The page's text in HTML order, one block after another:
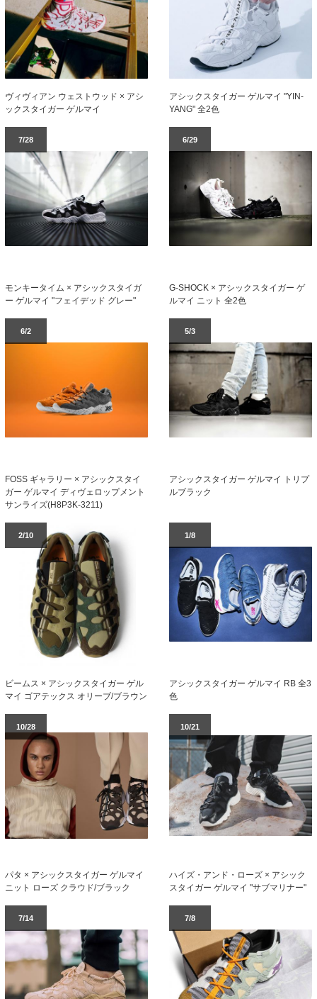
ヴィヴィアン ウェストウッド × アシ
ックスタイガー ゲルマイ
アシックスタイガー ゲルマイ "YIN-
YANG" 全2色
7/28
モンキータイム × アシックスタイガ
ー ゲルマイ "フェイデッド グレー"
6/29
G-SHOCK × アシックスタイガー ゲ
ルマイ ニット 全2色
6/2
FOSS ギャラリー × アシックスタイ
ガー ゲルマイ ディヴェロップメント
サンライズ(H8P3K-3211)
5/3
アシックスタイガー ゲルマイ トリプ
ルブラック
2/10
ビームス × アシックスタイガー ゲル
マイ ゴアテックス オリーブ/ブラウン
1/8
アシックスタイガー ゲルマイ RB 全3
色
10/28
パタ × アシックスタイガー ゲルマイ
ニット ローズ クラウド/ブラック
10/21
ハイズ・アンド・ローズ × アシック
スタイガー ゲルマイ "サブマリナー"
7/14 7/8